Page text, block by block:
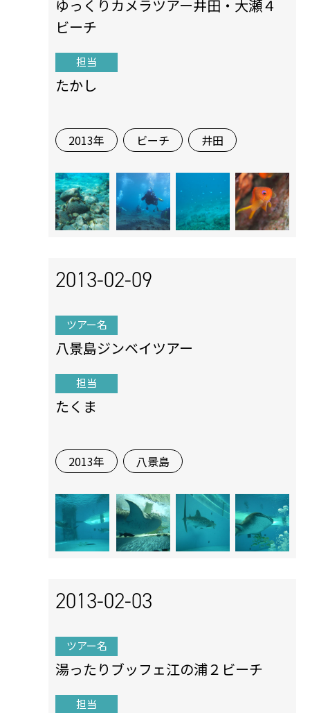
ゆっくりカメラツアー井田・大瀬４
ビーチ
担当
たかし
2013年 ビーチ 井田
2013-02-09
ツアー名
八景島ジンベイツアー
担当
たくま
2013年 八景島
2013-02-03
ツアー名
湯ったりブッフェ江の浦２ビーチ
担当